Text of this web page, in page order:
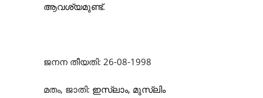
ആവശ്യമുണ്ട്.
ജനന തീയതി: 26-08-1998
മതം, ജാതി: ഇസ്‌ലാം, മുസ്‌ലിം